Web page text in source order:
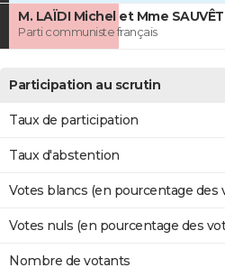
M. LAÏDI Michel et Mme
Parti communiste français
Participation au scrutin
Taux de participation
Taux d'abstention
Votes blancs (en pourcentage des
Votes nuls (en pourcentage des
Nombre de votants